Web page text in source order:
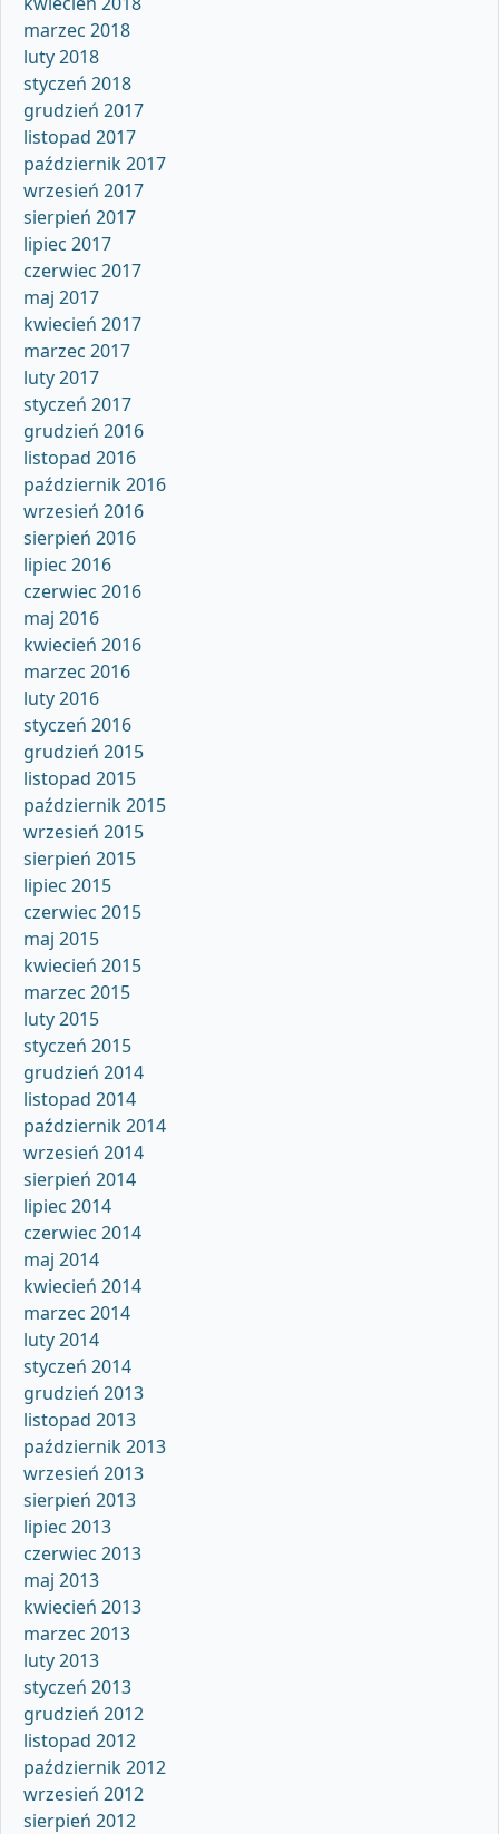
marzec 2018
luty 2018
styczeń 2018
grudzień 2017
listopad 2017
październik 2017
wrzesień 2017
sierpień 2017
lipiec 2017
czerwiec 2017
maj 2017
kwiecień 2017
marzec 2017
luty 2017
styczeń 2017
grudzień 2016
listopad 2016
październik 2016
wrzesień 2016
sierpień 2016
lipiec 2016
czerwiec 2016
maj 2016
kwiecień 2016
marzec 2016
luty 2016
styczeń 2016
grudzień 2015
listopad 2015
październik 2015
wrzesień 2015
sierpień 2015
lipiec 2015
czerwiec 2015
maj 2015
kwiecień 2015
marzec 2015
luty 2015
styczeń 2015
grudzień 2014
listopad 2014
październik 2014
wrzesień 2014
sierpień 2014
lipiec 2014
czerwiec 2014
maj 2014
kwiecień 2014
marzec 2014
luty 2014
styczeń 2014
grudzień 2013
listopad 2013
październik 2013
wrzesień 2013
sierpień 2013
lipiec 2013
czerwiec 2013
maj 2013
kwiecień 2013
marzec 2013
luty 2013
styczeń 2013
grudzień 2012
listopad 2012
październik 2012
wrzesień 2012
sierpień 2012